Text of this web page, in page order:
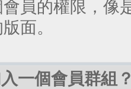
員的權限，像
面。
一個會員群組